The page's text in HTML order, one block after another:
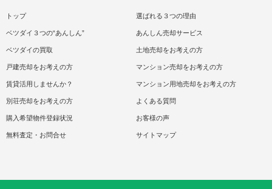
トップ 選ばれる３つの理由
ベツダイ３つの“あんしん” あんしん売却サービス
ベツダイの買取 土地売却をお考えの方
戸建売却をお考えの方 マンション売却をお考えの方
賃貸活用しませんか？ マンション用地売却をお考えの方
別荘売却をお考えの方 よくある質問
購入希望物件登録状況 お客様の声
無料査定・お問合せ サイトマップ